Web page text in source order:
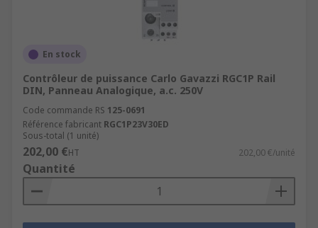
En stock
Contrôleur de puissance Carlo Gavazzi RGC1P Rail
DIN, Panneau Analogique, a.c. 250V
Code commande RS 125-0691
Référence fabricant RGC1P23V30ED
Sous-total (1 unité)
202,00 €HT 202,00 €/unité
Quantité